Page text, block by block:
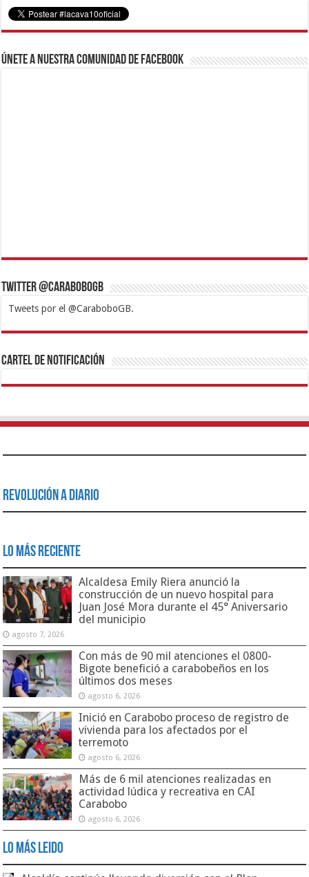
Únete a nuestra comunidad de Facebook
Twitter @CaraboboGB
Tweets por el @CaraboboGB.
1xbetBetturkeyBetistKralbetSupertotobetTipobetMatadorbetMariobet
https://mvbcasino.com/
Cartel de Notificación
Revolución a Diario
Lo Más Reciente
Alcaldesa Emily Riera anunció la
construcción de un nuevo hospital para
Juan José Mora durante el 45° Aniversario
del municipio
agosto 7, 2026
Con más de 90 mil atenciones el 0800-
Bigote benefició a carabobeños en los
últimos dos meses
agosto 6, 2026
Inició en Carabobo proceso de registro de
vivienda para los afectados por el
terremoto
agosto 6, 2026
Más de 6 mil atenciones realizadas en
actividad lúdica y recreativa en CAI
Carabobo
agosto 6, 2026
Lo Más Leido